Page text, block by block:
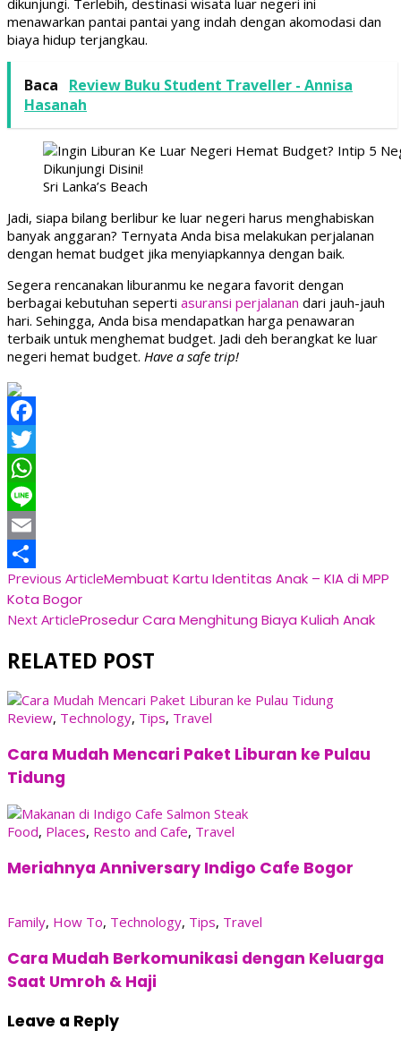
menawarkan pantai pantai yang indah dengan akomodasi dan
biaya hidup terjangkau.
Baca
Review Buku Student Traveller - Annisa
Hasanah
Sri Lanka’s Beach
Jadi, siapa bilang berlibur ke luar negeri harus menghabiskan
banyak anggaran? Ternyata Anda bisa melakukan perjalanan
dengan hemat budget jika menyiapkannya dengan baik.
Segera rencanakan liburanmu ke negara favorit dengan
berbagai kebutuhan seperti asuransi perjalanan dari jauh-jauh
hari. Sehingga, Anda bisa mendapatkan harga penawaran
terbaik untuk menghemat budget. Jadi deh berangkat ke luar
negeri hemat budget. Have a safe trip!
Facebook
Twitter
WhatsApp
Line
Email
Share
Post
Navigation
Previous ArticleMembuat Kartu Identitas Anak – KIA di MPP
Kota Bogor
Next ArticleProsedur Cara Menghitung Biaya Kuliah Anak
RELATED POST
Review, Technology, Tips, Travel
Cara Mudah Mencari Paket Liburan ke Pulau
Tidung
Food, Places, Resto and Cafe, Travel
Meriahnya Anniversary Indigo Cafe Bogor
Family, How To, Technology, Tips, Travel
Cara Mudah Berkomunikasi dengan Keluarga
Saat Umroh & Haji
Leave a Reply